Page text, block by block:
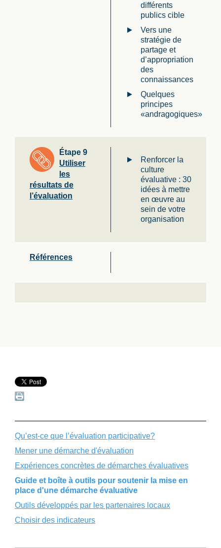
différents
publics cible
Vers une
stratégie de
partage et
d’appropriation
des
connaissances
Quelques
principes
«andragogiques»
Étape 9
Utiliser
les
résultats de
l’évaluation
Renforcer la
culture
évaluative : 30
idées à mettre
en œuvre au
sein de votre
organisation
Références
Qu’est-ce que l’évaluation participative?
Mener une démarche d'évaluation
Expériences concrètes de démarches évaluatives
Guide et boîte à outils pour soutenir la mise en
place d'une démarche évaluative
Outils développés par les partenaires locaux
Choisir des indicateurs